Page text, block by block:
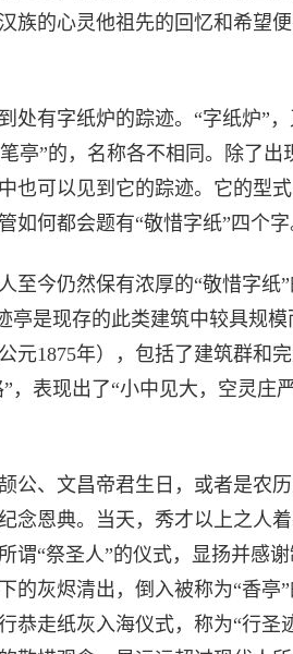
族的心灵他祖先的回忆和希望
有字纸炉的踪迹。“字纸炉”，
亭”的，名称各不相同。除了
也可以见到它的踪迹。它的型式
何都会题有“敬惜字纸”四个字
至今仍然保有浓厚的“敬惜字纸”
亭是现存的此类建筑中较具规
元1875年），包括了建筑群和
，表现出了“小中见大，空灵庄
公、文昌帝君生日，或者是农
念恩典。当天，秀才以上之人
谓“祭圣人”的仪式，显扬并感
的灰烬清出，倒入被称为“香亭
走纸灰入海仪式，称为“行圣